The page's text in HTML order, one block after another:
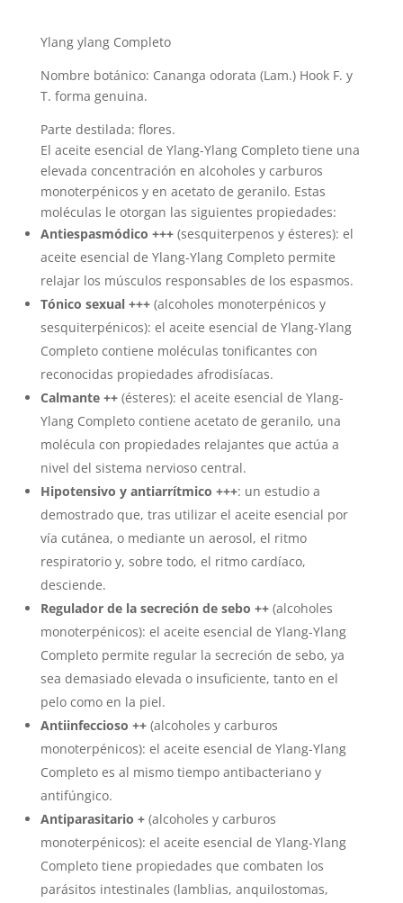
Ylang ylang Completo
Nombre botánico: Cananga odorata (Lam.) Hook F. y
T. forma genuina.
Parte destilada: flores.
El aceite esencial de Ylang-Ylang Completo tiene una
elevada concentración en alcoholes y carburos
monoterpénicos y en acetato de geranilo. Estas
moléculas le otorgan las siguientes propiedades:
Antiespasmódico +++(sesquiterpenos y ésteres): el
aceite esencial de Ylang-Ylang Completo permite
relajar los músculos responsables de los espasmos.
Tónico sexual +++(alcoholes monoterpénicos y
sesquiterpénicos): el aceite esencial de Ylang-Ylang
Completo contiene moléculas tonificantes con
reconocidas propiedades afrodisíacas.
Calmante ++(ésteres): el aceite esencial de Ylang-
Ylang Completo contiene acetato de geranilo, una
molécula con propiedades relajantes que actúa a
nivel del sistema nervioso central.
Hipotensivo y antiarrítmico +++: un estudio a
demostrado que, tras utilizar el aceite esencial por
vía cutánea, o mediante un aerosol, el ritmo
respiratorio y, sobre todo, el ritmo cardíaco,
desciende.
Regulador de la secreción de sebo ++ (alcoholes
monoterpénicos): el aceite esencial de Ylang-Ylang
Completo permite regular la secreción de sebo, ya
sea demasiado elevada o insuficiente, tanto en el
pelo como en la piel.
Antiinfeccioso ++(alcoholes y carburos
monoterpénicos): el aceite esencial de Ylang-Ylang
Completo es al mismo tiempo antibacteriano y
antifúngico.
Antiparasitario + (alcoholes y carburos
monoterpénicos): el aceite esencial de Ylang-Ylang
Completo tiene propiedades que combaten los
parásitos intestinales (lamblias, anquilostomas,